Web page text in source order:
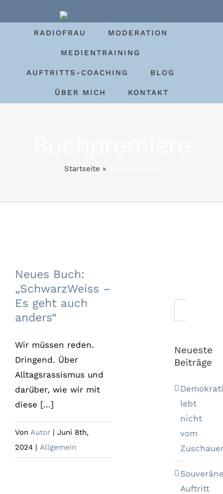
Inhalt
springenRADIOFRAU MODERATION
MEDIENTRAINING
AUFTRITTS-COACHING BLOG
ÜBER MICH KONTAKT
Startseite »
Es geht auch
anders“
Neues Buch:
„SchwarzWeiss –
Es geht auch
anders“
Wir müssen reden.
Dringend. Über
Alltagsrassismus und
darüber, wie wir mit
diese [...]
Von Autor | Juni 8th,
2024 | Allgemein
nach:
Neueste
Beiträge
lebt
nicht
vom
Auftritt